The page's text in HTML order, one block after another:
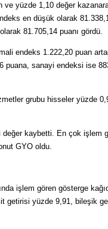
ve yüzde 1,10 değer
en düşük olarak
81.705,14 puanı gördü.
endeks 1.222,20 puan
puana, sanayi endeksi ise
grubu hisseler yüzde
değer kaybetti. En çok işlem
GYO oldu.
işlem gören gösterge
getirisi yüzde 9,91, bileşik